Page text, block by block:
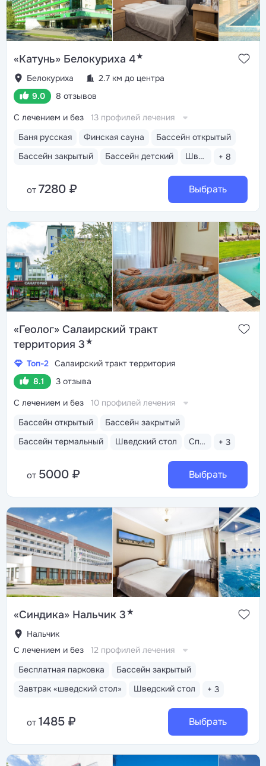
«Катунь» Белокуриха 4★
Белокуриха
2.7 км до центра
9.0
8 отзывов
Баня русская Финская сауна
Бассейн открытый
Бассейн закрытый
Бассейн детский Шведский стол + 8
С лечением и без 13 профилей лечения
от 7280 ₽ Выбрать
«Геолог» Салаирский тракт
территория 3★
Топ-2 Салаирский тракт территория
8.1
3 отзыва
Бассейн открытый
Бассейн закрытый
Бассейн термальный
Шведский стол Спа-услуги + 3
С лечением и без 10 профилей лечения
от 5000 ₽ Выбрать
«Синдика» Нальчик 3★
Нальчик
Бесплатная парковка
Бассейн закрытый
Завтрак «шведский стол»
Шведский стол + 3
С лечением и без 12 профилей лечения
от 1485 ₽ Выбрать